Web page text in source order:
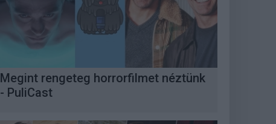
Megint rengeteg horrorfilmet néztünk
- PuliCast